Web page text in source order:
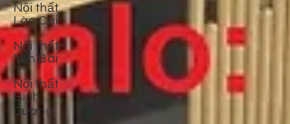
Nội thất
Lào Cai
Nội thất
Yên Bái
Nội thất
Bình
Dương